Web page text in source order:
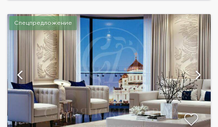
Спецпредложение